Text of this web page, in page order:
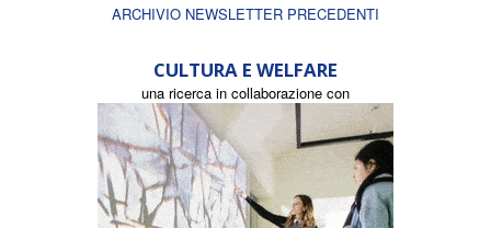
ARCHIVIO NEWSLETTER PRECEDENTI
CULTURA E WELFARE
una ricerca in collaborazione con